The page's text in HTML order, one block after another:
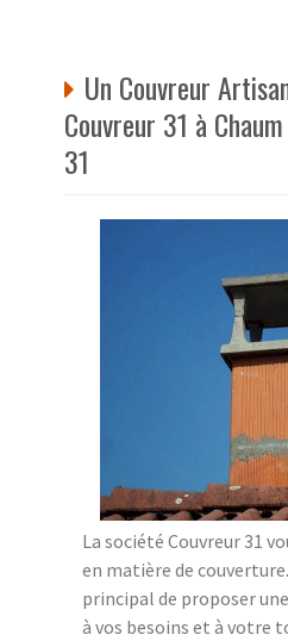
Un Couvreur
Couvreur 31 à
31
La société Couvreur 31
en matière de
principal de proposer
à vos besoins et à votre